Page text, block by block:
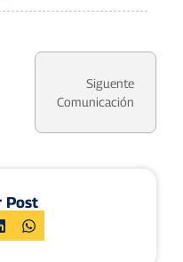
Siguente
Comunicación
Post